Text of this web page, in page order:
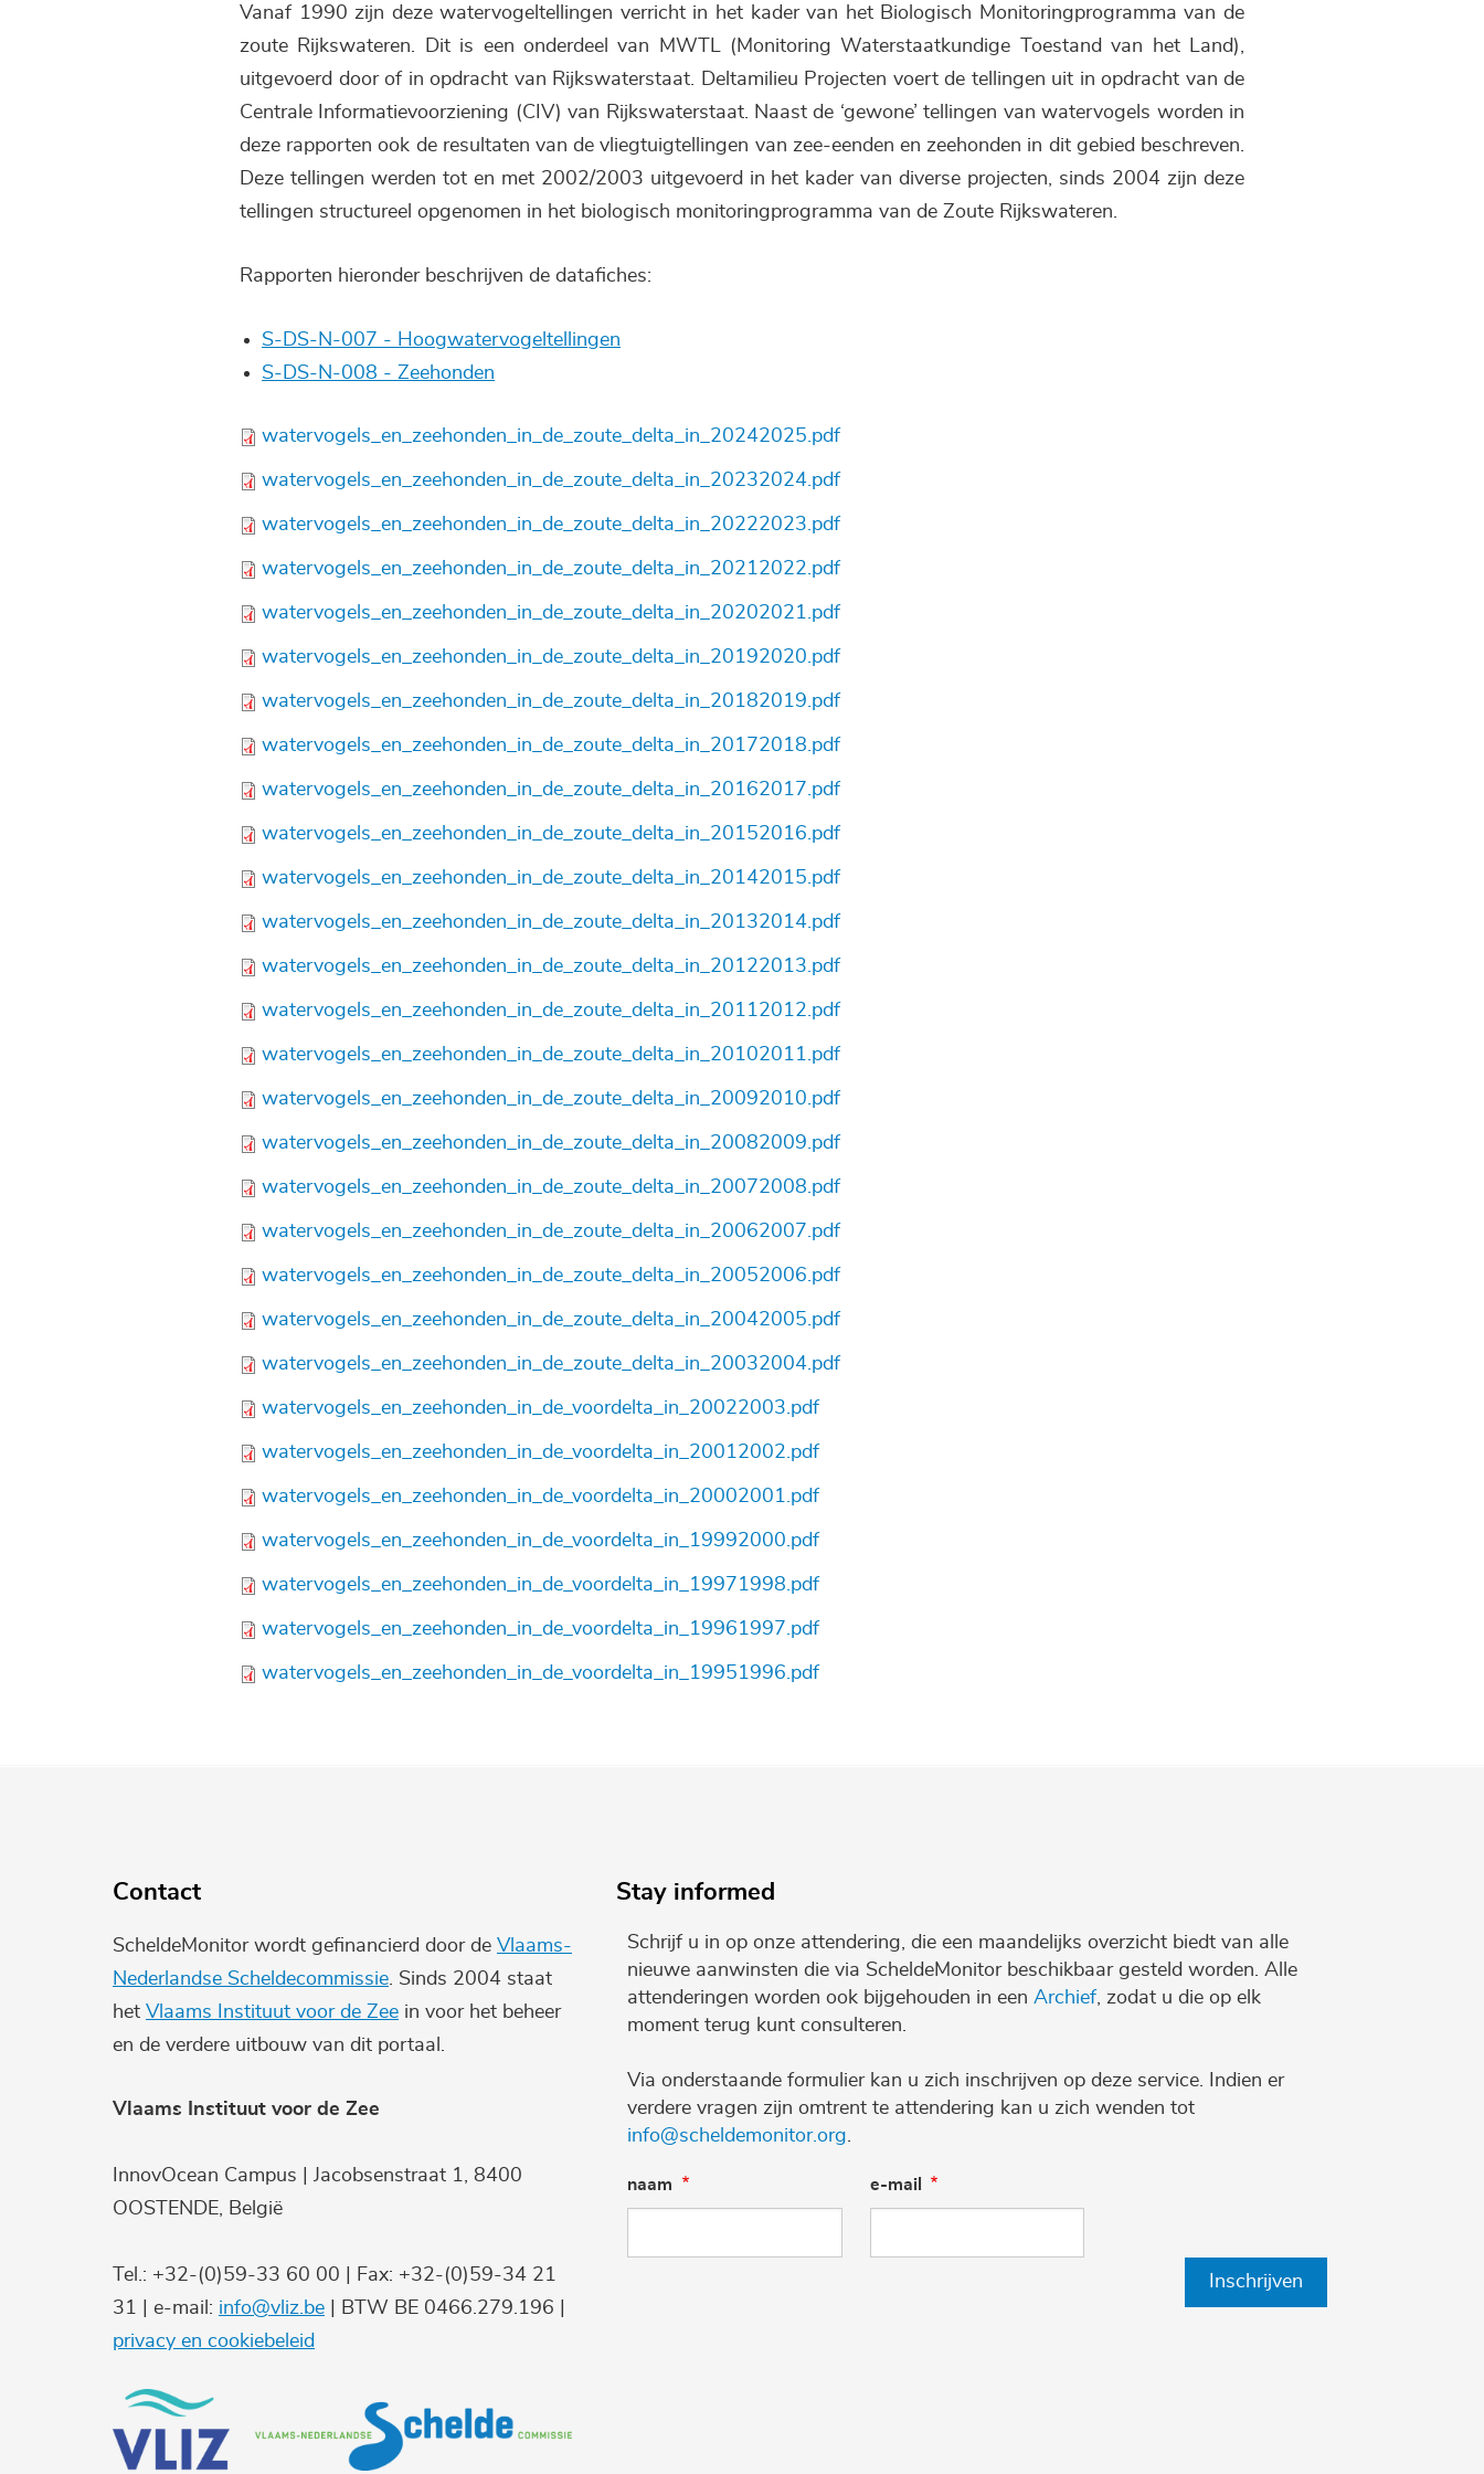
Vanaf 1990 zijn deze watervogeltellingen verricht in het kader van het Biologisch Monitoringprogramma van de
zoute Rijkswateren. Dit is een onderdeel van MWTL (Monitoring Waterstaatkundige Toestand van het Land),
uitgevoerd door of in opdracht van Rijkswaterstaat. Deltamilieu Projecten voert de tellingen uit in opdracht van de
Centrale Informatievoorziening (CIV) van Rijkswaterstaat. Naast de ‘gewone’ tellingen van watervogels worden in
deze rapporten ook de resultaten van de vliegtuigtellingen van zee-eenden en zeehonden in dit gebied beschreven.
Deze tellingen werden tot en met 2002/2003 uitgevoerd in het kader van diverse projecten, sinds 2004 zijn deze
tellingen structureel opgenomen in het biologisch monitoringprogramma van de Zoute Rijkswateren.
Rapporten hieronder beschrijven de datafiches:
S-DS-N-007 - Hoogwatervogeltellingen
S-DS-N-008 - Zeehonden
Bestand
watervogels_en_zeehonden_in_de_zoute_delta_in_20242025.pdf
Bestand
watervogels_en_zeehonden_in_de_zoute_delta_in_20232024.pdf
Bestand
watervogels_en_zeehonden_in_de_zoute_delta_in_20222023.pdf
Bestand
watervogels_en_zeehonden_in_de_zoute_delta_in_20212022.pdf
Bestand
watervogels_en_zeehonden_in_de_zoute_delta_in_20202021.pdf
Bestand
watervogels_en_zeehonden_in_de_zoute_delta_in_20192020.pdf
Bestand
watervogels_en_zeehonden_in_de_zoute_delta_in_20182019.pdf
Bestand
watervogels_en_zeehonden_in_de_zoute_delta_in_20172018.pdf
Bestand
watervogels_en_zeehonden_in_de_zoute_delta_in_20162017.pdf
Bestand
watervogels_en_zeehonden_in_de_zoute_delta_in_20152016.pdf
Bestand
watervogels_en_zeehonden_in_de_zoute_delta_in_20142015.pdf
Bestand
watervogels_en_zeehonden_in_de_zoute_delta_in_20132014.pdf
Bestand
watervogels_en_zeehonden_in_de_zoute_delta_in_20122013.pdf
Bestand
watervogels_en_zeehonden_in_de_zoute_delta_in_20112012.pdf
Bestand
watervogels_en_zeehonden_in_de_zoute_delta_in_20102011.pdf
Bestand
watervogels_en_zeehonden_in_de_zoute_delta_in_20092010.pdf
Bestand
watervogels_en_zeehonden_in_de_zoute_delta_in_20082009.pdf
Bestand
watervogels_en_zeehonden_in_de_zoute_delta_in_20072008.pdf
Bestand
watervogels_en_zeehonden_in_de_zoute_delta_in_20062007.pdf
Bestand
watervogels_en_zeehonden_in_de_zoute_delta_in_20052006.pdf
Bestand
watervogels_en_zeehonden_in_de_zoute_delta_in_20042005.pdf
Bestand
watervogels_en_zeehonden_in_de_zoute_delta_in_20032004.pdf
Bestand
watervogels_en_zeehonden_in_de_voordelta_in_20022003.pdf
Bestand
watervogels_en_zeehonden_in_de_voordelta_in_20012002.pdf
Bestand
watervogels_en_zeehonden_in_de_voordelta_in_20002001.pdf
Bestand
watervogels_en_zeehonden_in_de_voordelta_in_19992000.pdf
Bestand
watervogels_en_zeehonden_in_de_voordelta_in_19971998.pdf
Bestand
watervogels_en_zeehonden_in_de_voordelta_in_19961997.pdf
Bestand
watervogels_en_zeehonden_in_de_voordelta_in_19951996.pdf
Contact
ScheldeMonitor wordt gefinancierd door de Vlaams-
Nederlandse Scheldecommissie. Sinds 2004 staat
het Vlaams Instituut voor de Zee in voor het beheer
en de verdere uitbouw van dit portaal.
Vlaams Instituut voor de Zee
InnovOcean Campus | Jacobsenstraat 1, 8400
OOSTENDE, België
Tel.: +32-(0)59-33 60 00 | Fax: +32-(0)59-34 21
31 | e-mail: info@vliz.be | BTW BE 0466.279.196 |
privacy en cookiebeleid
Stay informed
Schrijf u in op onze attendering, die een maandelijks overzicht biedt van alle
nieuwe aanwinsten die via ScheldeMonitor beschikbaar gesteld worden. Alle
attenderingen worden ook bijgehouden in een Archief, zodat u die op elk
moment terug kunt consulteren.
Via onderstaande formulier kan u zich inschrijven op deze service. Indien er
verdere vragen zijn omtrent te attendering kan u zich wenden tot
info@scheldemonitor.org.
naam e-mail
Inschrijven